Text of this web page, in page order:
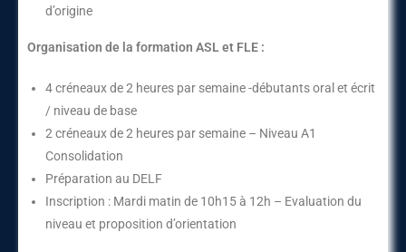
d’origine
Organisation de la formation ASL et FLE :
4 créneaux de 2 heures par semaine -débutants oral et écrit
/ niveau de base
2 créneaux de 2 heures par semaine – Niveau A1
Consolidation
Préparation au DELF
Inscription : Mardi matin de 10h15 à 12h – Evaluation du
niveau et proposition d’orientation